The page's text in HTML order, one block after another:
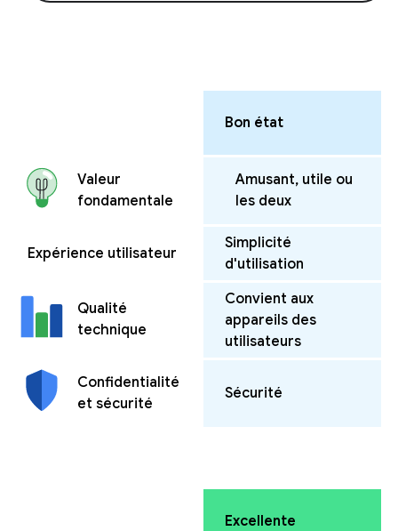
Bon état
Valeur
fondamentale
Amusant, utile ou
les deux
Expérience utilisateur
Simplicité
d'utilisation
Qualité
technique
Convient aux
appareils des
utilisateurs
Confidentialité
et sécurité
Sécurité
Excellente